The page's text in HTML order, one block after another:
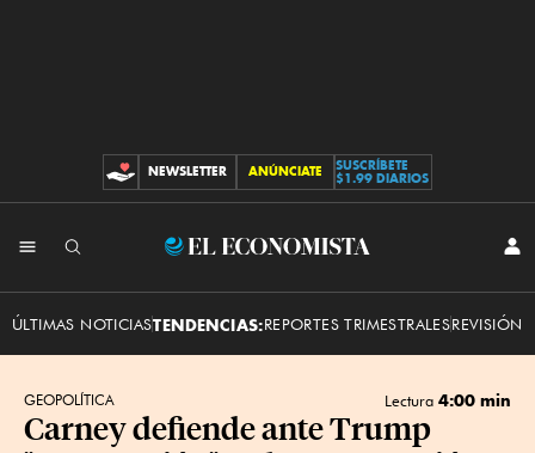
CONTRIBUCIONES
NEWSLETTER ANÚNCIATE
SUSCRÍBETE
$1.99 DIARIOS
El
ÚLTIMAS NOTICIASTENDENCIAS:REPORTES TRIMESTRALESREVISIÓN
GEOPOLÍTICA Lectura 4:00 min
Carney defiende ante Trump